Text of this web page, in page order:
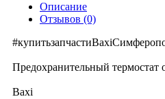
Описание
Отзывов (0)
Предохранительный термостат
Baxi